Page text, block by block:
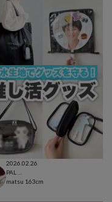
2026.02.26
matsu 163cm